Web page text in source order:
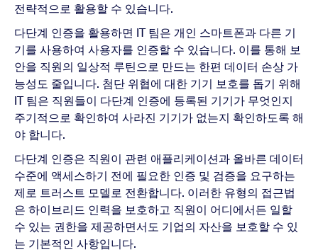
전략적으로 활용할 수 있습니다.
다단계 인증을 활용하면 IT 팀은 개인 스마트폰과 다른 기
기를 사용하여 사용자를 인증할 수 있습니다. 이를 통해 보
안을 직원의 일상적 루틴으로 만드는 한편 데이터 손상 가
능성도 줄입니다. 첨단 위협에 대한 기기 보호를 돕기 위해
IT 팀은 직원들이 다단계 인증에 등록된 기기가 무엇인지
주기적으로 확인하여 사라진 기기가 없는지 확인하도록 해
야 합니다.
다단계 인증은 직원이 관련 애플리케이션과 올바른 데이터
수준에 액세스하기 전에 필요한 인증 및 검증을 요구하는
제로 트러스트 모델로 전환합니다. 이러한 유형의 접근법
은 하이브리드 인력을 보호하고 직원이 어디에서든 일할
수 있는 권한을 제공하면서도 기업의 자산을 보호할 수 있
는 기본적인 사항입니다.